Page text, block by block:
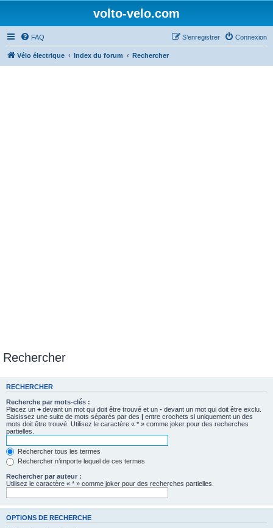
volto-velo.com
FAQ Connexion
S’enregistrer
Vélo électrique Index du forum Rechercher
Rechercher
RECHERCHER
Recherche par mots-clés :
Placez un + devant un mot qui doit être trouvé et un - devant un mot qui doit être exclu.
Saisissez une suite de mots séparés par des | entre crochets si uniquement un des
mots doit être trouvé. Utilisez le caractère « * » comme joker pour des recherches
partielles.
Rechercher tous les termes
Rechercher n’importe lequel de ces termes
Rechercher par auteur :
Utilisez le caractère « * » comme joker pour des recherches partielles.
OPTIONS DE RECHERCHE